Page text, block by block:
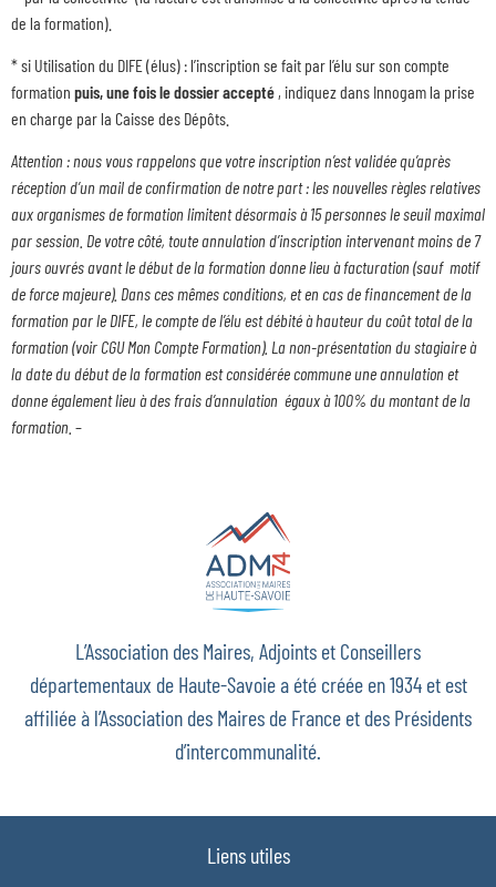
de la formation).
* si Utilisation du DIFE (élus) : l’inscription se fait par l’élu sur son compte
formation puis, une fois le dossier accepté , indiquez dans Innogam la prise
en charge par la Caisse des Dépôts.
Attention : nous vous rappelons que votre inscription n’est validée qu’après
réception d’un mail de confirmation de notre part : les nouvelles règles relatives
aux organismes de formation limitent désormais à 15 personnes le seuil maximal
par session. De votre côté, toute annulation d’inscription intervenant moins de 7
jours ouvrés avant le début de la formation donne lieu à facturation (sauf motif
de force majeure). Dans ces mêmes conditions, et en cas de financement de la
formation par le DIFE, le compte de l’élu est débité à hauteur du coût total de la
formation (voir CGU Mon Compte Formation). La non-présentation du stagiaire à
la date du début de la formation est considérée commune une annulation et
donne également lieu à des frais d’annulation égaux à 100% du montant de la
formation. –
L’Association des Maires, Adjoints et Conseillers
départementaux de Haute-Savoie a été créée en 1934 et est
affiliée à l’Association des Maires de France et des Présidents
d’intercommunalité.
Liens utiles